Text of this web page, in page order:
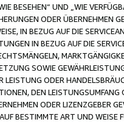
BESEHEN“ UND „WIE
ODER ÜBERNEHMEN
IN BEZUG AUF DIE
IN BEZUG AUF DIE
SOWIE
LEISTUNG ODER
DEN
ODER LIZENZGEBER
BESTIMMTE ART UND